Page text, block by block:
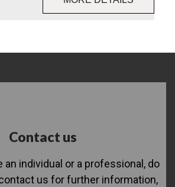
Contact us
an individual or a professional, do
us for further information,